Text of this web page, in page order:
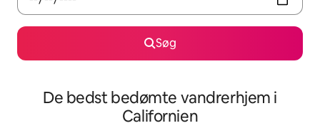
Søg
De bedst bedømte vandrerhjem i
Californien